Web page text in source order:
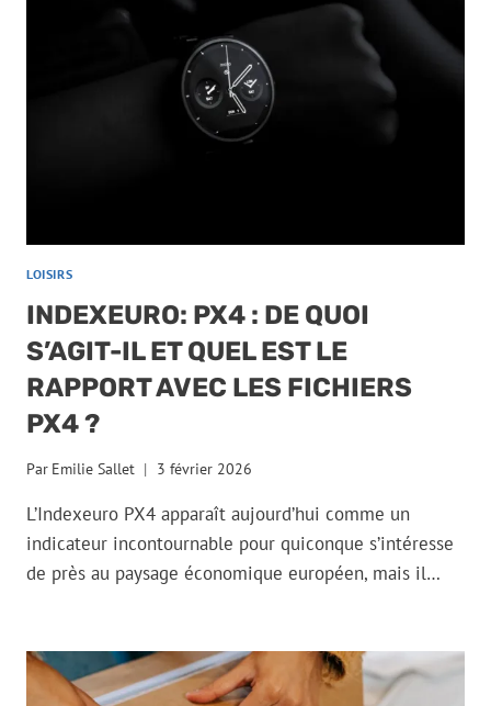
LOISIRS
INDEXEURO: PX4 : DE QUOI
S’AGIT-IL ET QUEL EST LE
RAPPORT AVEC LES FICHIERS
PX4 ?
Par Emilie Sallet 3 février 2026
L’Indexeuro PX4 apparaît aujourd’hui comme un
indicateur incontournable pour quiconque s’intéresse
de près au paysage économique européen, mais il…